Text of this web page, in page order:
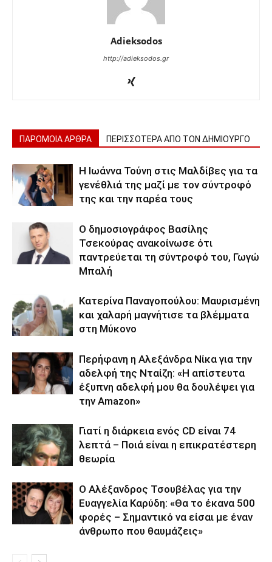
Adieksodos
http://adieksodos.gr
ΠΑΡΟΜΟΙΑ ΑΡΘΡΑ ΠΕΡΙΣΣΟΤΕΡΑ ΑΠΟ ΤΟΝ ΔΗΜΙΟΥΡΓΟ
Η Ιωάννα Τούνη στις Μαλδίβες για τα
γενέθλιά της μαζί με τον σύντροφό
της και την παρέα τους
Ο δημοσιογράφος Βασίλης
Τσεκούρας ανακοίνωσε ότι
παντρεύεται τη σύντροφό του, Γωγώ
Μπαλή
Κατερίνα Παναγοπούλου: Μαυρισμένη
και χαλαρή μαγνήτισε τα βλέμματα
στη Μύκονο
Περήφανη η Αλεξάνδρα Νίκα για την
αδελφή της Νταίζη: «Η απίστευτα
έξυπνη αδελφή μου θα δουλέψει για
την Amazon»
Γιατί η διάρκεια ενός CD είναι 74
λεπτά – Ποιά είναι η επικρατέστερη
θεωρία
Ο Αλέξανδρος Τσουβέλας για την
Ευαγγελία Καρύδη: «Θα το έκανα 500
φορές – Σημαντικό να είσαι με έναν
άνθρωπο που θαυμάζεις»